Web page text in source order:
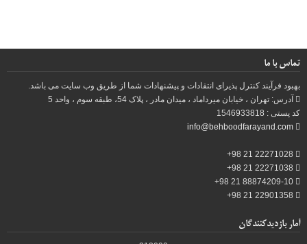
تماس با ما
بهبود فرآیند کنترل پذیرای انتقادات و پیشنهادات شما از طریق وب سایت می باشد.
آدرس: تهران ، خیابان میرداماد ، میدان مادر ، پلاک 54، طبقه سوم ، واحد 5
کد پستی : 1546933818
info@behboodfarayand.com
آمار بازدیدکنندگان